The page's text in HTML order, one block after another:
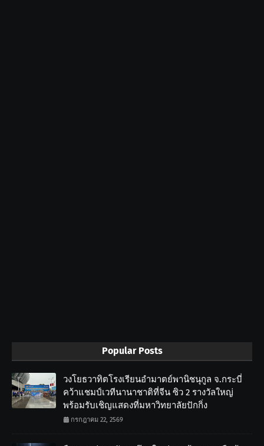
Popular Posts
วงโยธวาทิตโรงเรียนอำมาตย์พานิชนุกูล จ.กระบี่
คว้าแชมป์เวทีนานาชาติที่จีน ซิว 2 รางวัลใหญ่
พร้อมรับเชิญแสดงที่มหาวิทยาลัยปักกิ่ง
กรกฎาคม 22, 2569